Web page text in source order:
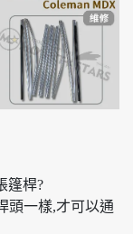
篷桿?
頭一樣,才可以通